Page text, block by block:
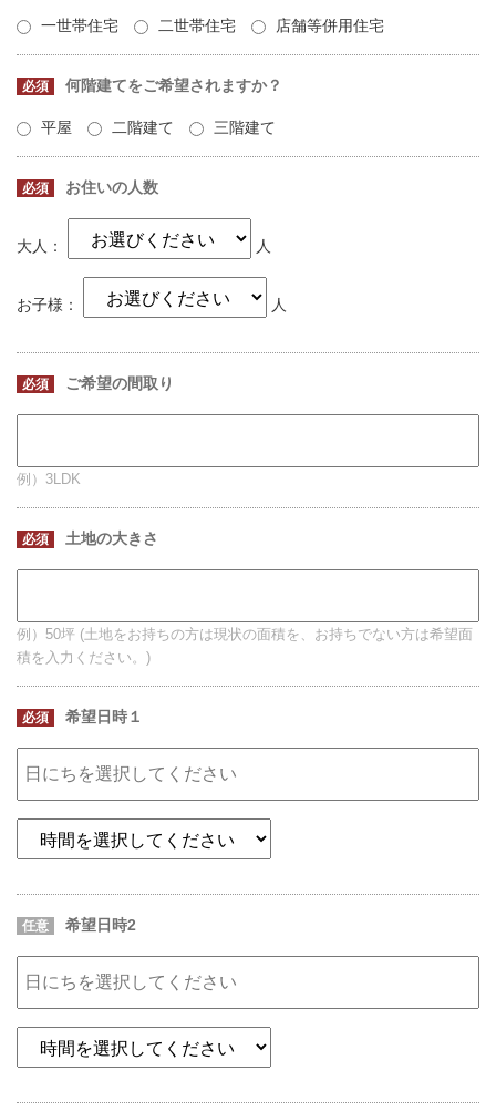
一世帯住宅 二世帯住宅 店舗等併用住宅
必須 何階建てをご希望されますか？
平屋 二階建て 三階建て
必須 お住いの人数
大人： 人
お子様： 人
必須 ご希望の間取り
例）3LDK
必須 土地の大きさ
例）50坪 (土地をお持ちの方は現状の面積を、お持ちでない方は希望面
積を入力ください。)
必須 希望日時１
任意 希望日時2